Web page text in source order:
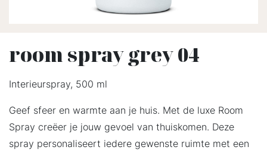
room spray grey 04
Interieurspray, 500 ml
Geef sfeer en warmte aan je huis. Met de luxe Room
Spray creëer je jouw gevoel van thuiskomen. Deze
spray personaliseert iedere gewenste ruimte met een